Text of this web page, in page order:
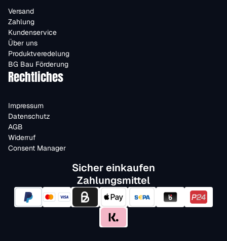
Versand
Zahlung
Kundenservice
Über uns
Produktveredelung
BG Bau Förderung
Rechtliches
Impressum
Datenschutz
AGB
Widerruf
Consent Manager
Sicher einkaufen
Zahlungsmittel